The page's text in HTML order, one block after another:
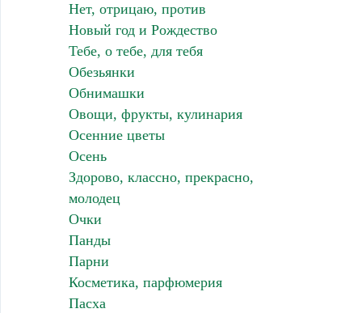
Нет, отрицаю, против
Новый год и Рождество
Тебе, о тебе, для тебя
Обезьянки
Обнимашки
Овощи, фрукты, кулинария
Осенние цветы
Осень
Здорово, классно, прекрасно,
молодец
Очки
Панды
Парни
Косметика, парфюмерия
Пасха